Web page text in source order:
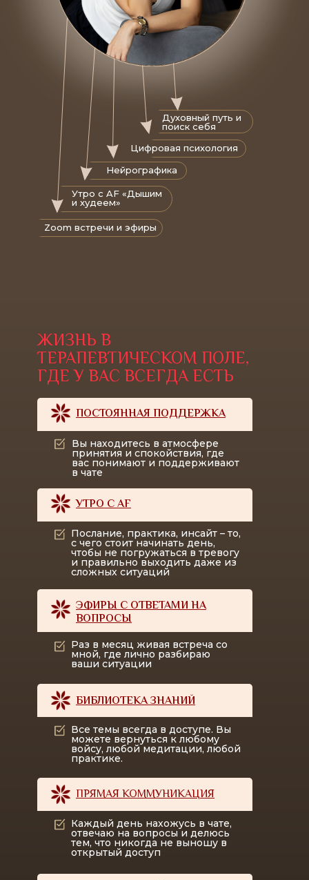
Духовный путь и
поиск себя
Zoom встречи и эфиры
Утро с AF «Дышим
и худеем»
Нейрографика
Цифровая психология
ЖИЗНЬ В
ТЕРАПЕВТИЧЕСКОМ ПОЛЕ,
ГДЕ У ВАС ВСЕГДА ЕСТЬ
Вы находитесь в атмосфере
принятия и спокойствия, где
вас понимают и поддерживают
в чате
ПОСТОЯННАЯ ПОДДЕРЖКА
Каждый день нахожусь в чате,
отвечаю на вопросы и делюсь
тем, что никогда не выношу в
открытый доступ
ПРЯМАЯ КОММУНИКАЦИЯ
Все темы всегда в доступе. Вы
можете вернуться к любому
войсу, любой медитации, любой
практике.
БИБЛИОТЕКА ЗНАНИЙ
Послание, практика, инсайт – то,
с чего стоит начинать день,
чтобы не погружаться в тревогу
и правильно выходить даже из
сложных ситуаций
УТРО С AF
Раз в месяц живая встреча со
мной, где лично разбираю
ваши ситуации
ЭФИРЫ С ОТВЕТАМИ НА
ВОПРОСЫ